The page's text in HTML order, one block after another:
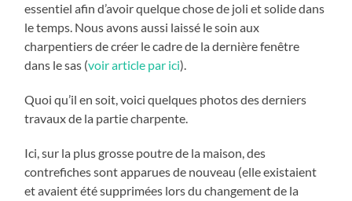
essentiel afin d’avoir quelque chose de joli et solide dans
le temps. Nous avons aussi laissé le soin aux
charpentiers de créer le cadre de la dernière fenêtre
dans le sas (voir article par ici).
Quoi qu’il en soit, voici quelques photos des derniers
travaux de la partie charpente.
Ici, sur la plus grosse poutre de la maison, des
contrefiches sont apparues de nouveau (elle existaient
et avaient été supprimées lors du changement de la